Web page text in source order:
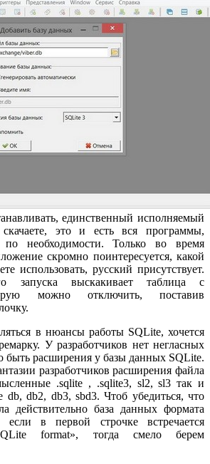
единственный исполняемый
это и есть вся программы,
по необходимости. Только во время
скромно поинтересуется, какой
использовать, русский присутствует.
запуска выскакивает таблица с
можно отключить, поставив
в нюансы работы SQLite, хочется
У разработчиков нет негласных
быть расширения у базы данных SQLite.
разработчиков расширения файла
.sqlite , .sqlite3, sl2, sl3 так и
db, db2, db3, sbd3. Чтоб убедиться, что
действительно база данных формата
в первой строчке встречается
format», тогда смело берем